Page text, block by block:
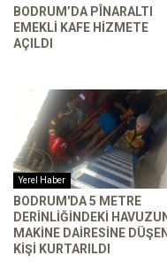
BODRUM’DA PÎNARALTI
EMEKLI KAFE HIZMETE
AÇILDI
Yerel Haber
BODRUM'DA 5 METRE
DERINLIĞINDEKI HAVUZUN
MAKINE DAIRESINE DÜŞEN
KIŞI KURTARILDI